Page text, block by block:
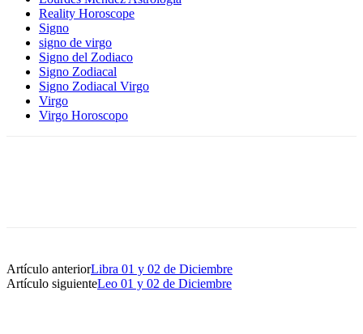
Reality Horoscope
Signo
signo de virgo
Signo del Zodiaco
Signo Zodiacal
Signo Zodiacal Virgo
Virgo
Virgo Horoscopo
Artículo anteriorLibra 01 y 02 de Diciembre
Artículo siguienteLeo 01 y 02 de Diciembre